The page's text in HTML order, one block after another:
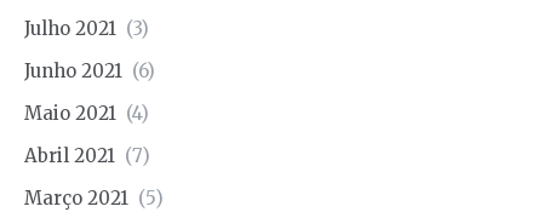
Julho 2021 (3)
Junho 2021 (6)
Maio 2021 (4)
Abril 2021 (7)
Março 2021 (5)